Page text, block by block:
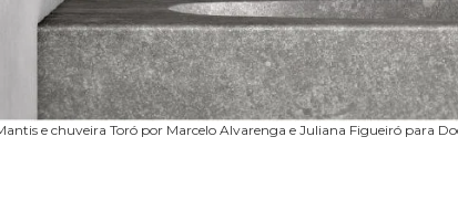
e chuveira Toró por Marcelo Alvarenga e Juliana Figueiró para